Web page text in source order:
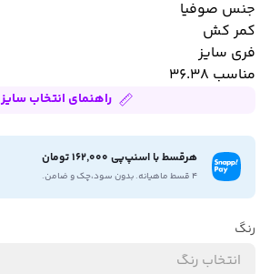
جنس صوفیا
کمر کش
فری سایز
مناسب ۳۶.۳۸
راهنمای انتخاب سایز
هرقسط با اسنپ‌پی 162,000 تومان
۴ قسط ماهیانه. بدون سود،چک و ضامن.
رنگ
انتخاب رنگ